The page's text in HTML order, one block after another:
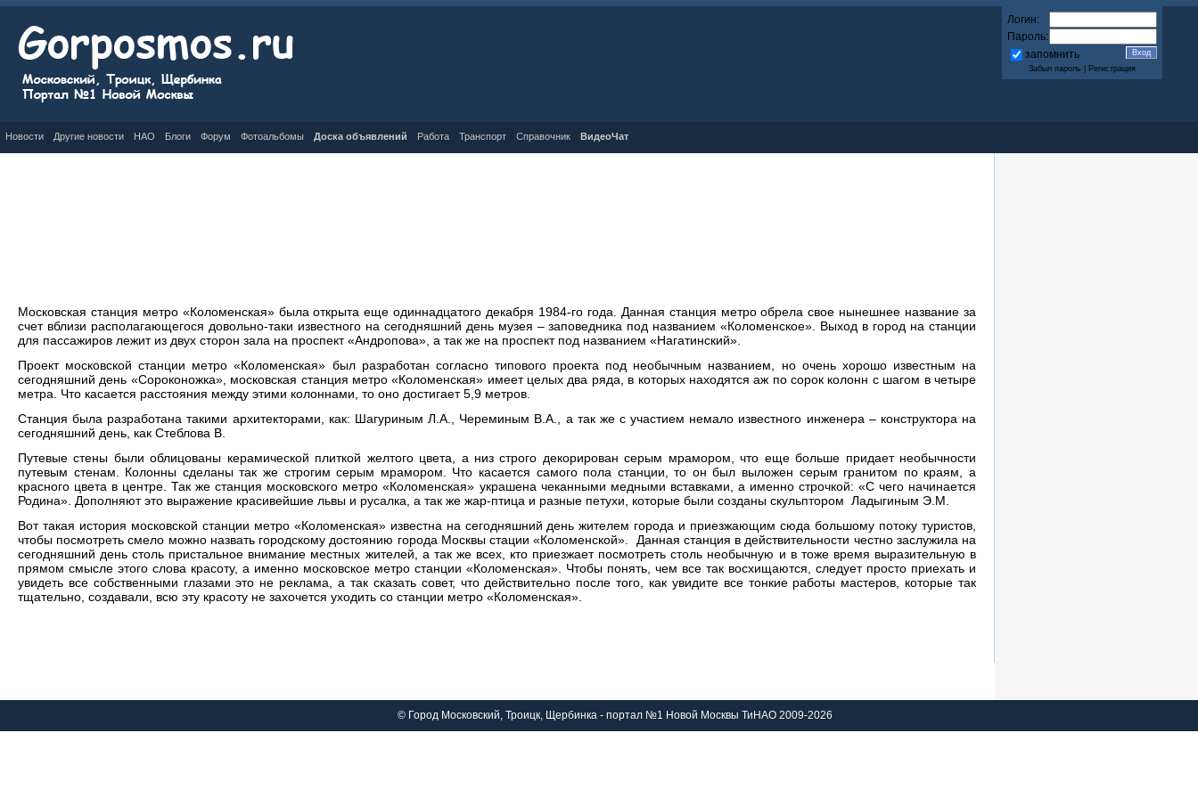
Логин:
Пароль:
запомнить
Забыл пароль Регистрация
Новости Другие новости НАО Блоги Форум Фотоальбомы Доска объявлений Работа Транспорт Справочник ВидеоЧат
Московская станция метро «Коломенская» была открыта еще одиннадцатого декабря 1984-го года. Данная станция метро обрела свое нынешнее название за
счет вблизи располагающегося довольно-таки известного на сегодняшний день музея – заповедника под названием «Коломенское». Выход в город на станции
для пассажиров лежит из двух сторон зала на проспект «Андропова», а так же на проспект под названием «Нагатинский».
Проект московской станции метро «Коломенская» был разработан согласно типового проекта под необычным названием, но очень хорошо известным на
сегодняшний день «Сороконожка», московская станция метро «Коломенская» имеет целых два ряда, в которых находятся аж по сорок колонн с шагом в четыре
метра. Что касается расстояния между этими колоннами, то оно достигает 5,9 метров.
Станция была разработана такими архитекторами, как: Шагуриным Л.А., Череминым В.А., а так же с участием немало известного инженера – конструктора на
сегодняшний день, как Стеблова В.
Путевые стены были облицованы керамической плиткой желтого цвета, а низ строго декорирован серым мрамором, что еще больше придает необычности
путевым стенам. Колонны сделаны так же строгим серым мрамором. Что касается самого пола станции, то он был выложен серым гранитом по краям, а
красного цвета в центре. Так же станция московского метро «Коломенская» украшена чеканными медными вставками, а именно строчкой: «С чего начинается
Родина». Дополняют это выражение красивейшие львы и русалка, а так же жар-птица и разные петухи, которые были созданы скульптором Ладыгиным Э.М.
Вот такая история московской станции метро «Коломенская» известна на сегодняшний день жителем города и приезжающим сюда большому потоку туристов,
чтобы посмотреть смело можно назвать городскому достоянию города Москвы стации «Коломенской». Данная станция в действительности честно заслужила на
сегодняшний день столь пристальное внимание местных жителей, а так же всех, кто приезжает посмотреть столь необычную и в тоже время выразительную в
прямом смысле этого слова красоту, а именно московское метро станции «Коломенская». Чтобы понять, чем все так восхищаются, следует просто приехать и
увидеть все собственными глазами это не реклама, а так сказать совет, что действительно после того, как увидите все тонкие работы мастеров, которые так
тщательно, создавали, всю эту красоту не захочется уходить со станции метро «Коломенская».
© Город Московский, Троицк, Щербинка - портал №1 Новой Москвы ТиНАО 2009-2026